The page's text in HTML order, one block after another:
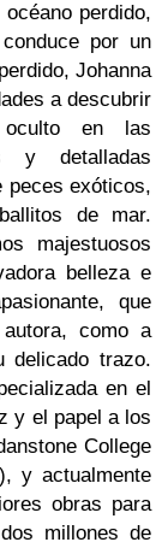
perdido,
por un
Johanna
a descubrir
oculto en las
y detalladas
peces exóticos,
de mar.
majestuosos
belleza e
que
como a
delicado trazo.
en el
y el papel a los
College
y actualmente
obras para
millones de